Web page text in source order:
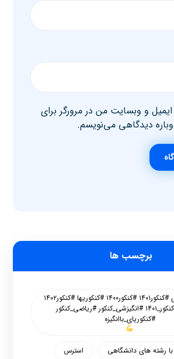
ایمیل و وبسایت من در مرورگر برای
دیدگاهی می‌نویسم.
برچسب ها
#کنکور #کنکوری #کنکور۱۴۰۱ #کنکور۱۴۰۰ #کنکوریها #کنکور۱۴۰۲
#کنکوریا #کنکور_۱۴۰۱ #انگیزشی_کنکور #ریاضی_کنکور
#کنکوریای_باانگیزه
رشته های دانشگاهی استرس